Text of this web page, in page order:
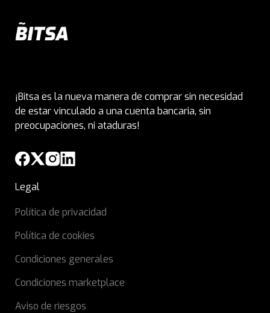
¡Bitsa es la nueva manera de comprar sin necesidad
de estar vinculado a una cuenta bancaria, sin
preocupaciones, ni ataduras!
Legal
Política de privacidad
Política de cookies
Condiciones generales
Condiciones marketplace
Aviso de riesgos